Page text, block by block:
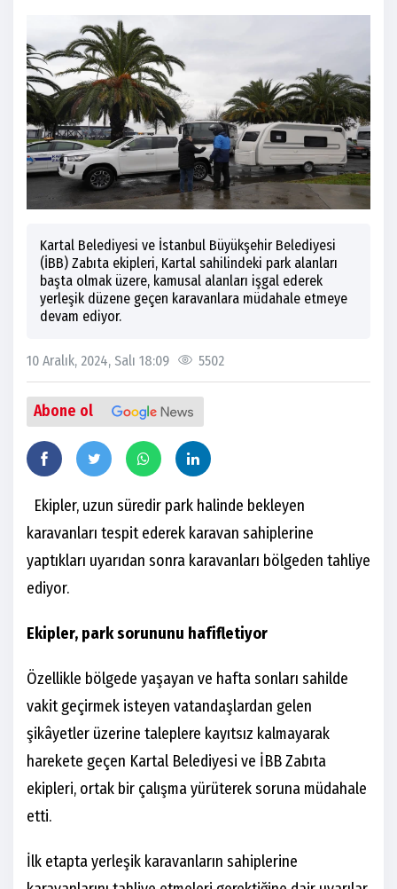
Kartal Belediyesi ve İstanbul Büyükşehir Belediyesi
(İBB) Zabıta ekipleri, Kartal sahilindeki park alanları
başta olmak üzere, kamusal alanları işgal ederek
yerleşik düzene geçen karavanlara müdahale etmeye
devam ediyor.
10 Aralık, 2024, Salı 18:09 5502
Abone ol
Ekipler, uzun süredir park halinde bekleyen
karavanları tespit ederek karavan sahiplerine
yaptıkları uyarıdan sonra karavanları bölgeden tahliye
ediyor.
Ekipler, park sorununu hafifletiyor
Özellikle bölgede yaşayan ve hafta sonları sahilde
vakit geçirmek isteyen vatandaşlardan gelen
şikâyetler üzerine taleplere kayıtsız kalmayarak
harekete geçen Kartal Belediyesi ve İBB Zabıta
ekipleri, ortak bir çalışma yürüterek soruna müdahale
etti.
İlk etapta yerleşik karavanların sahiplerine